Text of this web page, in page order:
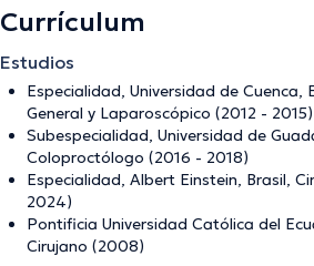
Currículum
Estudios
Especialidad, Universidad de Cuenca,
General y Laparoscópico (2012 - 2015)
Subespecialidad, Universidad de
Coloproctólogo (2016 - 2018)
Especialidad, Albert Einstein, Brasil,
2024)
Pontificia Universidad Católica del
Cirujano (2008)